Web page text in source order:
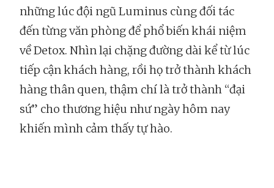
những lúc đội ngũ Luminus cùng đối tác
đến từng văn phòng để phổ biến khái niệm
về Detox. Nhìn lại chặng đường dài kể từ lúc
tiếp cận khách hàng, rồi họ trở thành khách
hàng thân quen, thậm chí là trở thành “đại
sứ” cho thương hiệu như ngày hôm nay
khiến mình cảm thấy tự hào.